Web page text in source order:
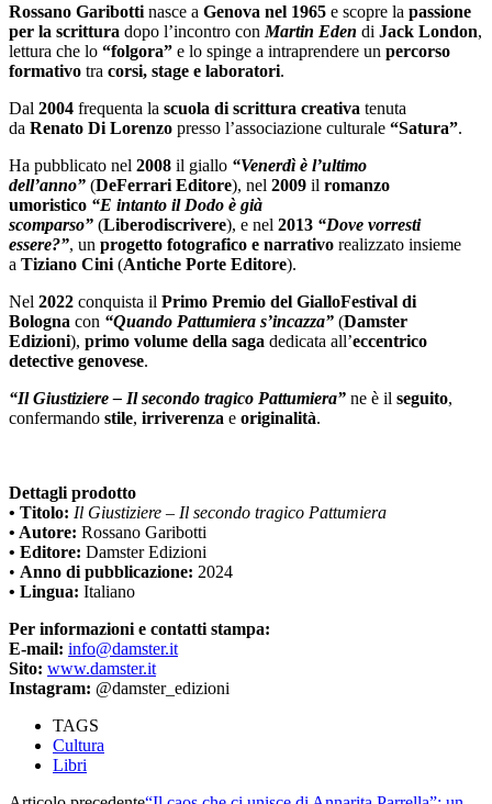
Rossano Garibotti nasce a Genova nel 1965 e scopre la passione
per la scrittura dopo l’incontro con Martin Eden di Jack London,
lettura che lo “folgora” e lo spinge a intraprendere un percorso
formativo tra corsi, stage e laboratori.
Dal 2004 frequenta la scuola di scrittura creativa tenuta
da Renato Di Lorenzo presso l’associazione culturale “Satura”.
Ha pubblicato nel 2008 il giallo “Venerdì è l’ultimo
dell’anno” (DeFerrari Editore), nel 2009 il romanzo
umoristico “E intanto il Dodo è già
scomparso” (Liberodiscrivere), e nel 2013 “Dove vorresti
essere?”, un progetto fotografico e narrativo realizzato insieme
a Tiziano Cini (Antiche Porte Editore).
Nel 2022 conquista il Primo Premio del GialloFestival di
Bologna con “Quando Pattumiera s’incazza” (Damster
Edizioni), primo volume della saga dedicata all’eccentrico
detective genovese.
“Il Giustiziere – Il secondo tragico Pattumiera” ne è il seguito,
confermando stile, irriverenza e originalità.
Dettagli prodotto
• Titolo: Il Giustiziere – Il secondo tragico Pattumiera
• Autore: Rossano Garibotti
• Editore: Damster Edizioni
• Anno di pubblicazione: 2024
• Lingua: Italiano
Per informazioni e contatti stampa:
E-mail: info@damster.it
Sito: www.damster.it
Instagram: @damster_edizioni
TAGS
Cultura
Libri